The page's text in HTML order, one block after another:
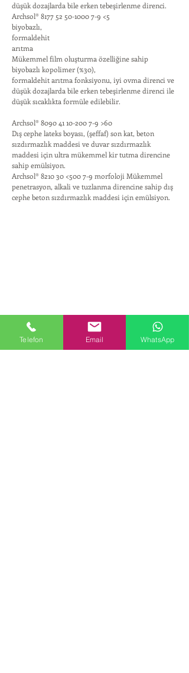
düşük dozajlarda bile erken tebeşirlenme direnci.
Archsol®8177 52 50-1000 7-9 <5
biyobazlı,
formaldehit
arıtma
Mükemmel film oluşturma özelliğine sahip
biyobazlı kopolimer (%30),
formaldehit arıtma fonksiyonu, iyi ovma direnci ve
düşük dozajlarda bile erken tebeşirlenme direnci ile
düşük sıcaklıkta formüle edilebilir.
Archsol®8090 41 10-200 7-9 >60
Dış cephe lateks boyası, (şeffaf) son kat, beton
sızdırmazlık maddesi ve duvar sızdırmazlık
maddesi için ultra mükemmel kir tutma direncine
sahip emülsiyon.
Archsol® 8210 30 <500 7-9 morfoloji Mükemmel
penetrasyon, alkali ve tuzlanma direncine sahip dış
cephe beton sızdırmazlık maddesi için emülsiyon.
KURUMSAL
Hakkımızda
Telefon Email WhatsApp